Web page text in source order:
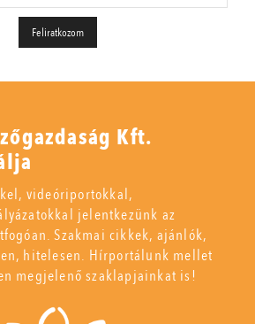
Kft.
videóriportokkal,
jelentkezünk az
Szakmai cikkek, ajánlók,
hitelesen. Hírportálunk mellet
megjelenő szaklapjainkat is!